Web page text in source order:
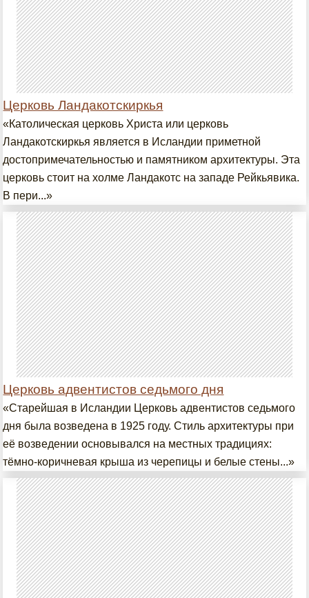
Церковь Ландакотскиркья
«Католическая церковь Христа или церковь
Ландакотскиркья является в Исландии приметной
достопримечательностью и памятником архитектуры. Эта
церковь стоит на холме Ландакотс на западе Рейкьявика.
В пери...»
Церковь адвентистов седьмого дня
«Старейшая в Исландии Церковь адвентистов седьмого
дня была возведена в 1925 году. Стиль архитектуры при
её возведении основывался на местных традициях:
тёмно-коричневая крыша из черепицы и белые стены...»